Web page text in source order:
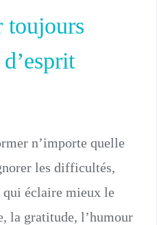
toujours
n’importe quelle
les difficultés,
éclaire mieux le
la gratitude, l’humour